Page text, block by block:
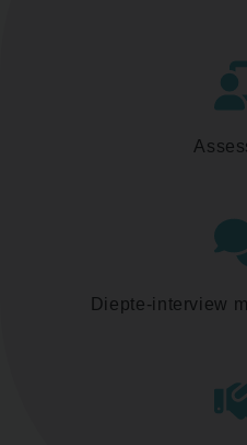
Diepte-interview